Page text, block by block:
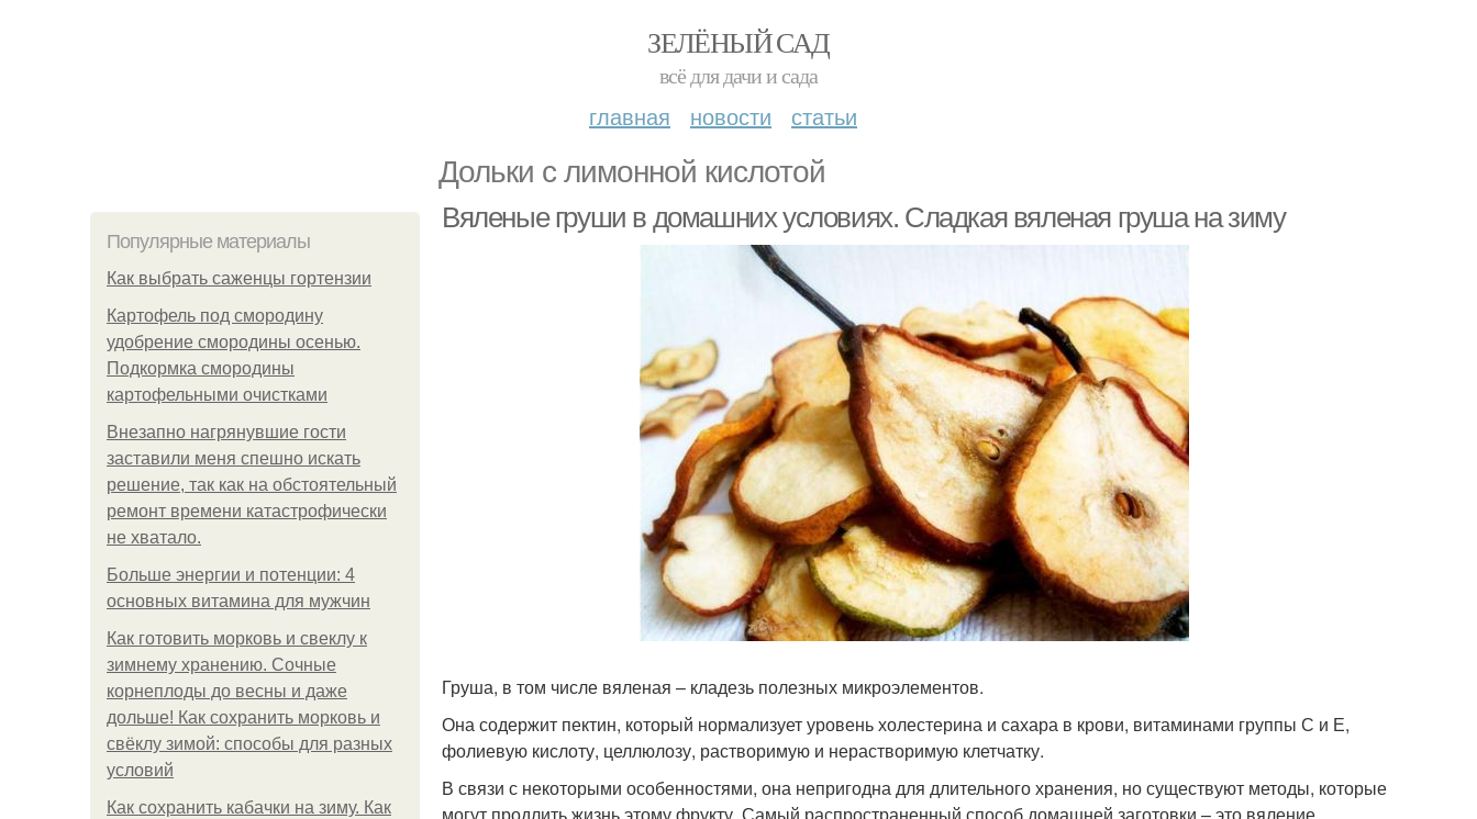
ЗЕЛЁНЫЙ САД
всё для дачи и сада
главная новости статьи
Дольки с лимонной кислотой
Популярные материалы
Как выбрать саженцы гортензии
Картофель под смородину
удобрение смородины осенью.
Подкормка смородины
картофельными очистками
Внезапно нагрянувшие гости
заставили меня спешно искать
решение, так как на обстоятельный
ремонт времени катастрофически
не хватало.
Больше энергии и потенции: 4
основных витамина для мужчин
Как готовить морковь и свеклу к
зимнему хранению. Сочные
корнеплоды до весны и даже
дольше! Как сохранить морковь и
свёклу зимой: способы для разных
условий
Как сохранить кабачки на зиму. Как
Вяленые груши в домашних условиях. Сладкая вяленая груша на зиму
Груша, в том числе вяленая – кладезь полезных микроэлементов.
Она содержит пектин, который нормализует уровень холестерина и сахара в крови, витаминами группы С и Е,
фолиевую кислоту, целлюлозу, растворимую и нерастворимую клетчатку.
В связи с некоторыми особенностями, она непригодна для длительного хранения, но существуют методы, которые